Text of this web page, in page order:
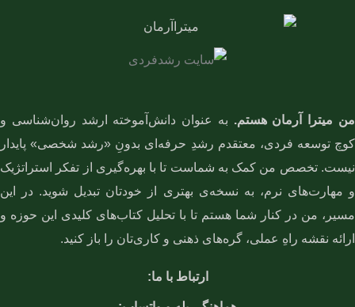
من میترا آرمان هستم. به عنوان دانش‌آموخته ارشد روان‌شناسی و
کوچ توسعه فردی، معتقدم رشدِ حرفه‌ای بدونِ «رشد شخصی» پایدار
نیست. تخصص من کمک به شماست تا با بهره‌گیری از تفکر استراتژیک
و مهارت‌های نرم، به نسخه‌ی بهتری از خودتان تبدیل شوید. در این
مسیر، من در کنار شما هستم تا با تحلیل کتاب‌های کلیدی این حوزه و
ارائه نقشه راهِ عملی، گره‌های ذهنی و کاری‌تان را باز کنید.
ارتباط با ما: